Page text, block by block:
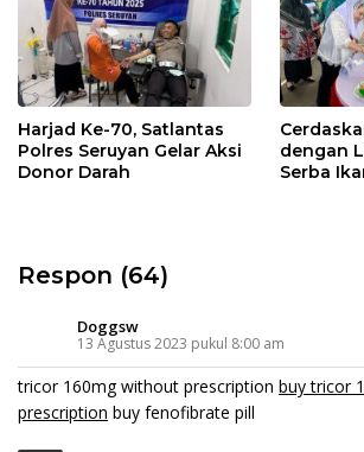
Harjad Ke-70, Satlantas
Polres Seruyan Gelar Aksi
Donor Darah
dengan
Serba
Respon (64)
Doggsw
13 Agustus 2023 pukul 8:00 am
tricor 160mg without prescription buy tricor
prescription buy fenofibrate pill